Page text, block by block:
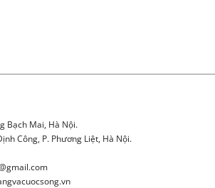
Bạch Mai, Hà Nội.
Công, P. Phương Liệt, Hà Nội.